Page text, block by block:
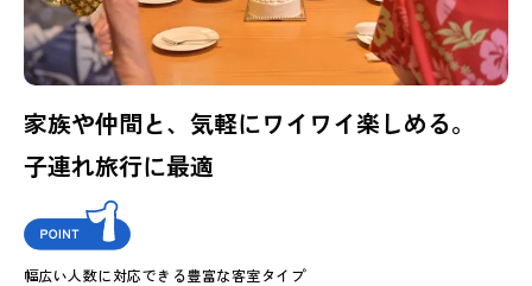
家族や仲間と、気軽にワイワイ楽しめる。
子連れ旅行に最適
幅広い人数に対応できる豊富な客室タイプ